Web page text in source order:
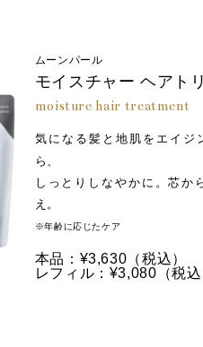
ムーンパール
モイスチャー ヘアト
moisture hair treatment
気になる髪と地肌をエイジ
ら、
しっとりしなやかに。芯か
え。
※年齢に応じたケア
本品：¥3,630 （税込）
レフィル：¥3,080 （税込